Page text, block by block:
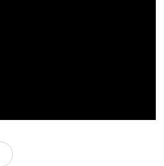
Имиджевое видео
25 моушн